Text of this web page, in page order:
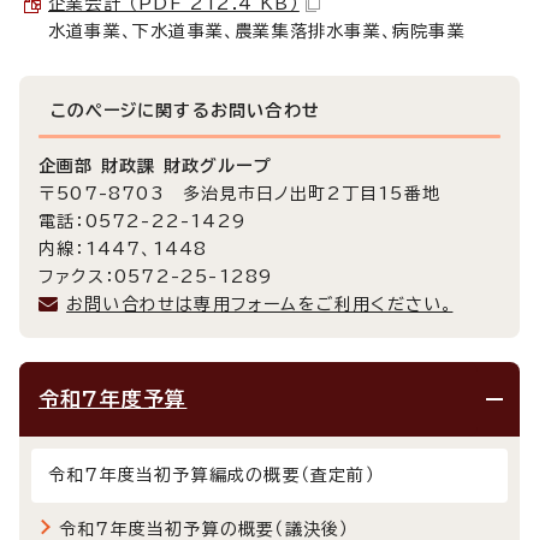
水道事業、下水道事業、農業集落排水事業、病院事業
このページに関する お問い合わせ
企画部 財政課 財政グループ
〒507-8703 多治見市日ノ出町2丁目15番地
電話：0572-22-1429
内線：1447、1448
ファクス：0572-25-1289
お問い合わせは専用フォームをご利用ください。
令和7年度予算
令和7年度当初予算編成の概要（査定前）
令和7年度当初予算の概要（議決後）